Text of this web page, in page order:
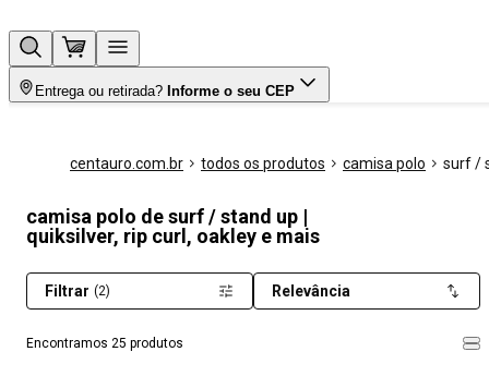
Entrega ou retirada? Informe o seu CEP
centauro.com.br todos os produtos camisa polo surf /
camisa polo de surf / stand up |
quiksilver, rip curl, oakley e mais
Encontramos 25 produtos
Filtrar (2) Relevância